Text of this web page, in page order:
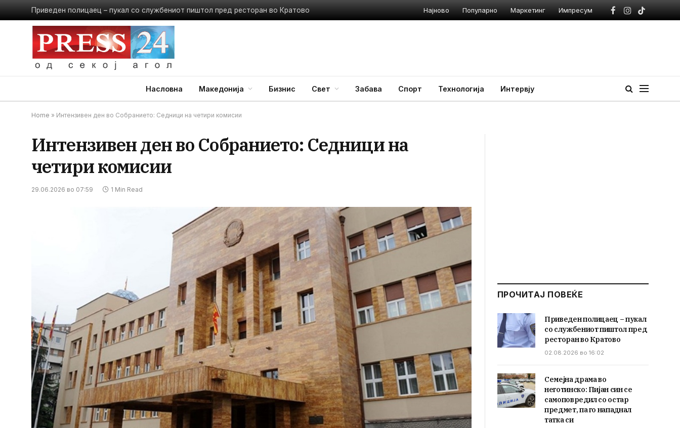
Приведен полицаец – пукал со службениот пиштол пред ресторан во Кратово Најново Популарно Маркетинг Импресум
Facebook
Instagram
TikTok
Насловна Македонија Бизнис Свет Забава Спорт Технологија Интервју
Home » Интензивен ден во Собранието: Седници на четири комисии
Интензивен ден во Собранието: Седници на
четири комисии
29.06.2026 во 07:59 1 Min Read
ПРОЧИТАЈ ПОВЕЌЕ
Приведен полицаец – пукал
со службениот пиштол пред
ресторан во Кратово
02.08.2026 во 16:02
Семејна драма во
неготинско: Пијан син се
самоповредил со остар
предмет, па го нападнал
татка си